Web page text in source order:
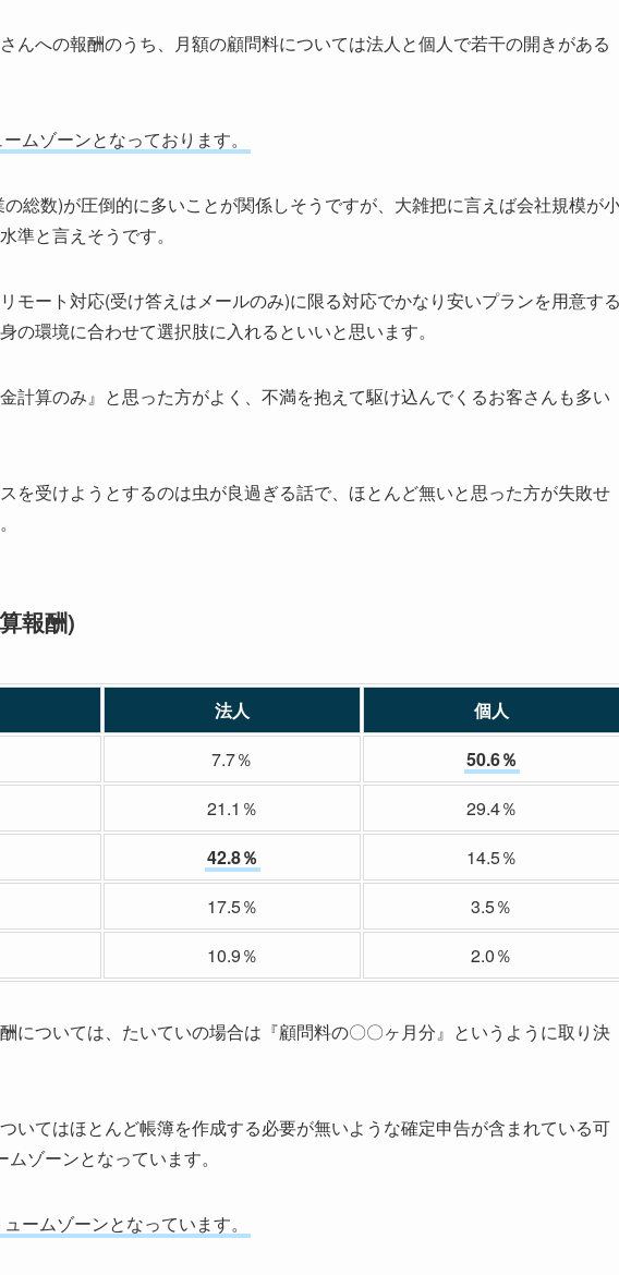
んへの報酬のうち、月額の顧問料については法人と個人で若干の開きがある
ムゾーンとなっております。
総数)が圧倒的に多いことが関係しそうですが、大雑把に言えば会社規模が
準と言えそうです。
モート対応(受け答えはメールのみ)に限る対応でかなり安いプランを用意す
の環境に合わせて選択肢に入れるといいと思います。
計算のみ』と思った方がよく、不満を抱えて駆け込んでくるお客さんも多い
を受けようとするのは虫が良過ぎる話で、ほとんど無いと思った方が失敗せ
報酬)
法人
個人
7.7％
50.6％
21.1％
29.4％
42.8％
14.5％
17.5％
3.5％
10.9％ 2.0％
については、たいていの場合は『顧問料の〇〇ヶ月分』というように取り決
いてはほとんど帳簿を作成する必要が無いような確定申告が含まれている可
ゾーンとなっています。
ームゾーンとなっています。